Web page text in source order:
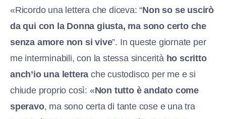
«Ricordo una lettera che diceva: “Non so se uscirò
da qui con la Donna giusta, ma sono certo che
senza amore non si vive”. In queste giornate per
me interminabili, con la stessa sincerità ho scritto
anch’io una lettera che custodisco per me e si
chiude proprio così: «Non tutto è andato come
speravo, ma sono certa di tante cose e una tra